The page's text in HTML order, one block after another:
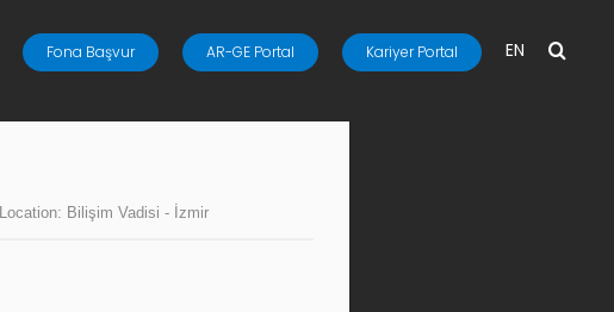
Fona Başvur AR-GE Portal Kariyer Portal EN
Location: Bilişim Vadisi - İzmir